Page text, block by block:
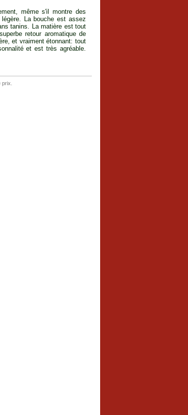
même s'il montre des
La bouche est assez
tanins. La matière est tout
retour aromatique de
et vraiment étonnant: tout
et est très agréable.